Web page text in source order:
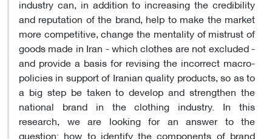
industry can, in addition to increasing the credibility
and reputation of the brand, help to make the market
more competitive, change the mentality of mistrust of
goods made in Iran - which clothes are not excluded -
and provide a basis for revising the incorrect macro-
policies in support of Iranian quality products, so as to
a big step be taken to develop and strengthen the
national brand in the clothing industry. In this
research, we are looking for an answer to the
question: how to identify the components of brand